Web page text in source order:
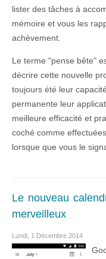
lister des tâches à
mémoire et vous les
achèvement.
Le terme "pense bête"
décrire cette nouvelle
toujours été leur
permanente leur
meilleure efficacité et
coché comme
lorsque que vous le
Le nouveau
merveilleux
Lundi, 1 Décembre 2014